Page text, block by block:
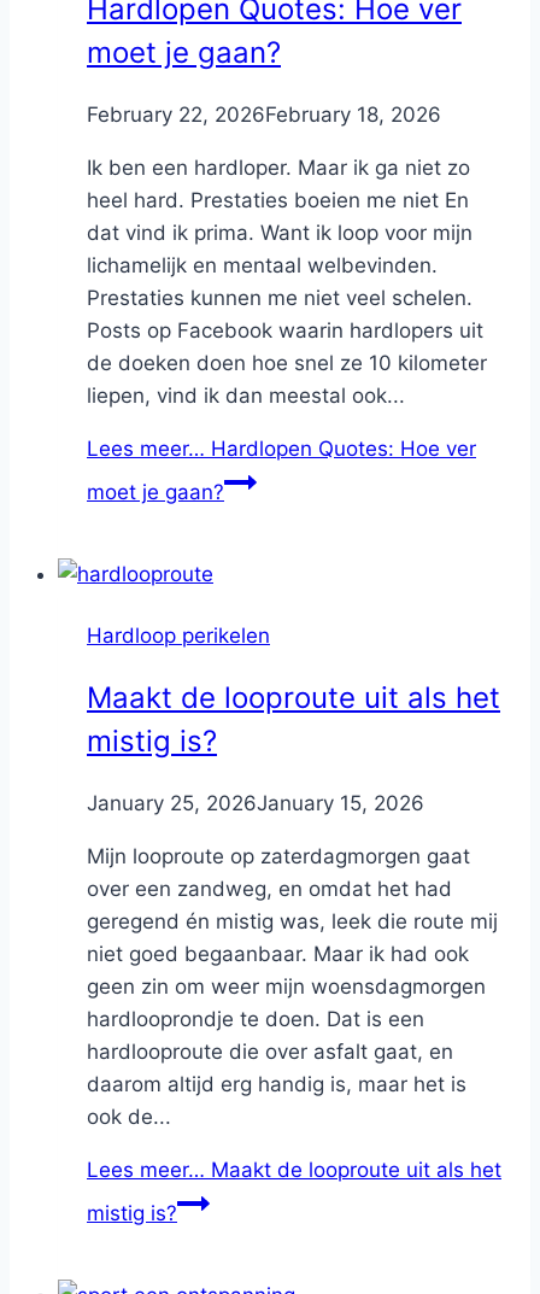
Hardlopen Quotes: Hoe ver
moet je gaan?
ByNicole
February 22, 2026February 18, 2026
Ik ben een hardloper. Maar ik ga niet zo
heel hard. Prestaties boeien me niet En
dat vind ik prima. Want ik loop voor mijn
lichamelijk en mentaal welbevinden.
Prestaties kunnen me niet veel schelen.
Posts op Facebook waarin hardlopers uit
de doeken doen hoe snel ze 10 kilometer
liepen, vind ik dan meestal ook...
Lees meer… Hardlopen Quotes: Hoe ver
moet je gaan?
Hardloop perikelen
Maakt de looproute uit als het
mistig is?
ByNicole
January 25, 2026January 15, 2026
Mijn looproute op zaterdagmorgen gaat
over een zandweg, en omdat het had
geregend én mistig was, leek die route mij
niet goed begaanbaar. Maar ik had ook
geen zin om weer mijn woensdagmorgen
hardlooprondje te doen. Dat is een
hardlooproute die over asfalt gaat, en
daarom altijd erg handig is, maar het is
ook de...
Lees meer… Maakt de looproute uit als het
mistig is?